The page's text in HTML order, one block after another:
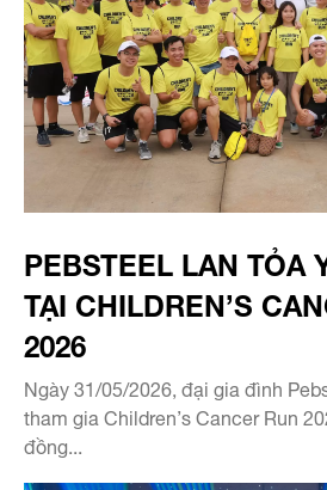
PEBSTEEL LAN TỎA
TẠI CHILDREN’S
2026
Ngày 31/05/2026, đại gia đình
tham gia Children’s Cancer Run
đồng...